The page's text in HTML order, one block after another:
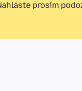
prosím